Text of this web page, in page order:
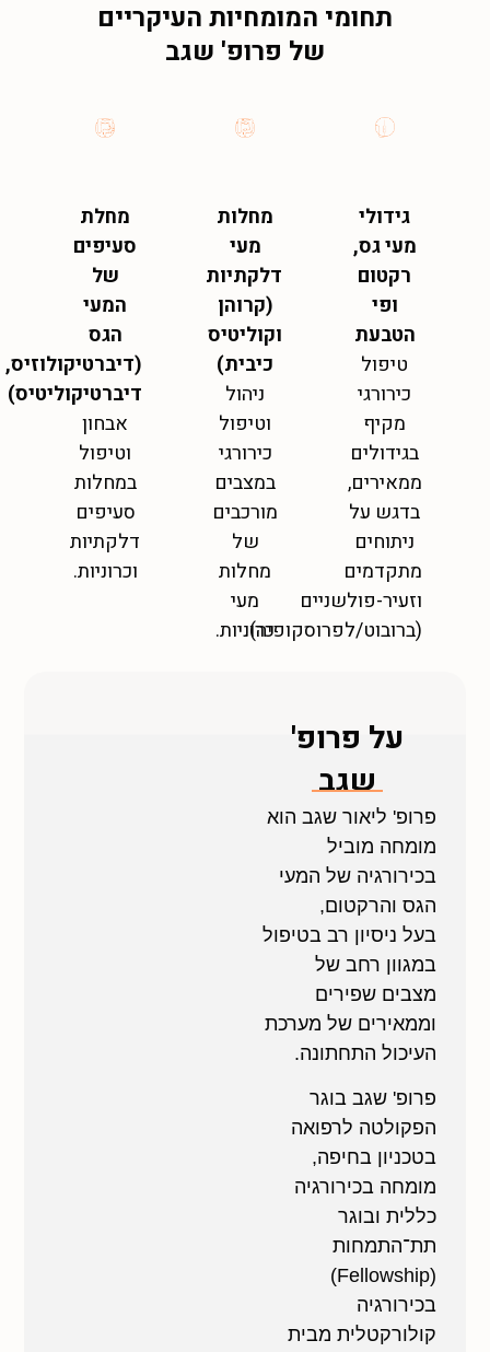
תחומי המומחיות העיקריים
של פרופ' שגב
גידולי
מעי גס,
רקטום
ופי
הטבעת
טיפול
כירורגי
מקיף
בגידולים
ממאירים,
בדגש על
ניתוחים
מתקדמים
וזעיר-פולשניים
(ברובוט/לפרוסקופיה).
מחלות
מעי
דלקתיות
(קרוהן
וקוליטיס
כיבית)
ניהול
וטיפול
כירורגי
במצבים
מורכבים
של
מחלות
מעי
כרוניות.
מחלת
סעיפים
של
המעי
הגס
(דיברטיקולוזיס,
דיברטיקוליטיס)
אבחון
וטיפול
במחלות
סעיפים
דלקתיות
וכרוניות.
על פרופ'
שגב
פרופ' ליאור שגב הוא
מומחה מוביל
בכירורגיה של המעי
הגס והרקטום,
בעל ניסיון רב בטיפול
במגוון רחב של
מצבים שפירים
וממאירים של מערכת
העיכול התחתונה.
פרופ' שגב בוגר
הפקולטה לרפואה
בטכניון בחיפה,
מומחה בכירורגיה
כללית ובוגר
תת־התמחות
(Fellowship)
בכירורגיה
קולורקטלית מבית